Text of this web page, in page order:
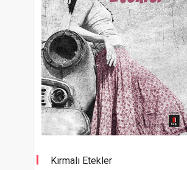
Kırmalı Etekler